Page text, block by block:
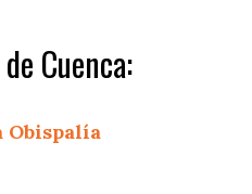
Cuenca:
Obispalía